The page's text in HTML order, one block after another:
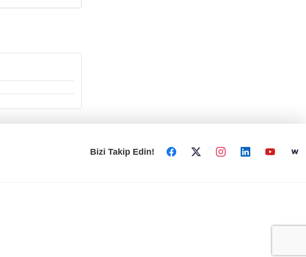
Bizi Takip Edin!